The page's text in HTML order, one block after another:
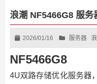
浪潮 NF5466G8 服务
2026/01/16 服务器
NF5466G8
4U双路存储优化服务器